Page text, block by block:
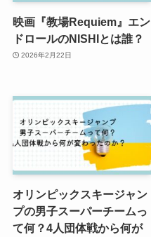
映画『教場Requiem』エン
ドロールのNISHIとは誰？
2026年2月22日
オリンピックスキージャン
プの男子スーパーチームっ
て何？4人団体戦から何が